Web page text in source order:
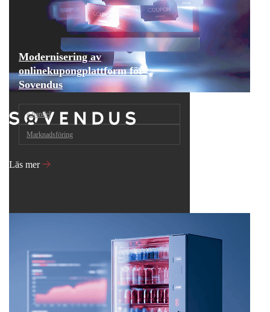
Modernisering av
onlinekupongplattform för
Sovendus
e‑handel
Marknadsföring
Läs mer